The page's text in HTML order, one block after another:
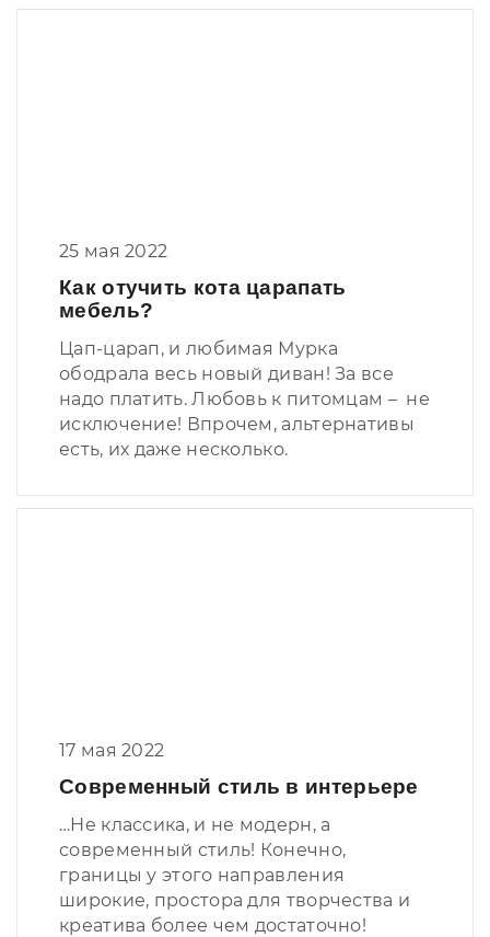
25 мая 2022
Как отучить кота царапать
мебель?
Цап-царап, и любимая Мурка
ободрала весь новый диван! За все
надо платить. Любовь к питомцам – не
исключение! Впрочем, альтернативы
есть, их даже несколько.
17 мая 2022
Современный стиль в интерьере
…Не классика, и не модерн, а
современный стиль! Конечно,
границы у этого направления
широкие, простора для творчества и
креатива более чем достаточно!